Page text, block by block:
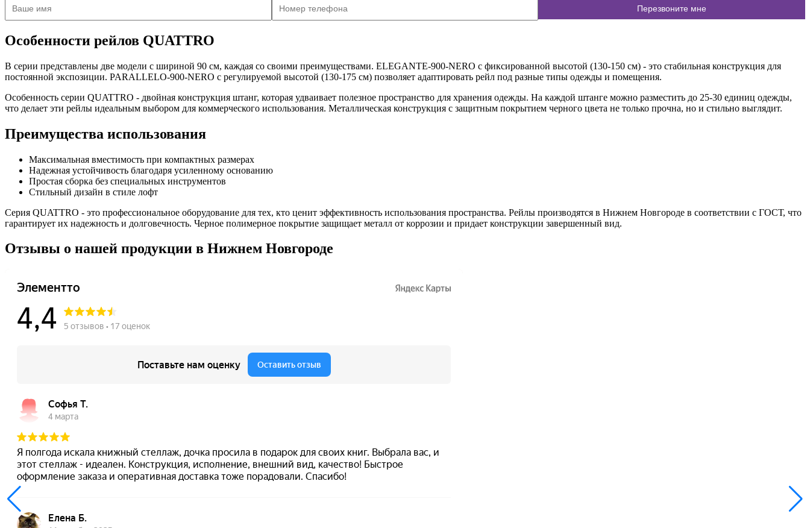
Особенности рейлов QUATTRO
В серии представлены две модели с шириной 90 см, каждая со своими преимуществами. ELEGANTE-900-NERO с фиксированной высотой (130-150 см) - это стабильная конструкция для
постоянной экспозиции. PARALLELO-900-NERO с регулируемой высотой (130-175 см) позволяет адаптировать рейл под разные типы одежды и помещения.
Особенность серии QUATTRO - двойная конструкция штанг, которая удваивает полезное пространство для хранения одежды. На каждой штанге можно разместить до 25-30 единиц одежды,
что делает эти рейлы идеальным выбором для коммерческого использования. Металлическая конструкция с защитным покрытием черного цвета не только прочна, но и стильно выглядит.
Преимущества использования
Максимальная вместимость при компактных размерах
Надежная устойчивость благодаря усиленному основанию
Простая сборка без специальных инструментов
Стильный дизайн в стиле лофт
Серия QUATTRO - это профессиональное оборудование для тех, кто ценит эффективность использования пространства. Рейлы производятся в Нижнем Новгороде в соответствии с ГОСТ, что
гарантирует их надежность и долговечность. Черное полимерное покрытие защищает металл от коррозии и придает конструкции завершенный вид.
Отзывы о нашей продукции в Нижнем Новгороде